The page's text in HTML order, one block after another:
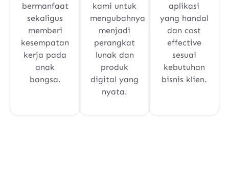
bermanfaat
sekaligus
memberi
kesempatan
kerja pada
anak
bangsa.
kami untuk
mengubahnya
menjadi
perangkat
lunak dan
produk
digital yang
nyata.
aplikasi
yang handal
dan cost
effective
sesuai
kebutuhan
bisnis klien.